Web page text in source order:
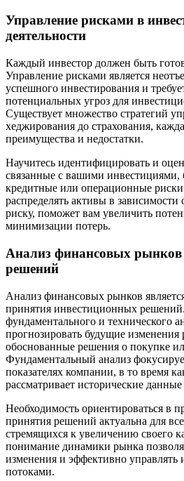
Управление рисками в
деятельности
Каждый инвестор должен быть
Управление рисками является
успешного инвестирования и
потенциальных угроз для
Существует множество стратегий
хеджирования до страхования,
преимущества и недостатки.
Научитесь идентифицировать и
связанные с вашими инвестициями,
кредитные или операционные
распределять активы в
риску, поможет вам увеличить
минимизации потерь.
Анализ финансовых рынков
решений
Анализ финансовых рынков
принятия инвестиционных
фундаментального и технического
прогнозировать будущие
обоснованные решения о покупке
Фундаментальный анализ
показателях компании, в то время
рассматривает исторические
Необходимость ориентироваться в
принятия решений актуальна для
стремящихся к увеличению своего
понимание динамики рынка
изменения и эффективно
потоками.